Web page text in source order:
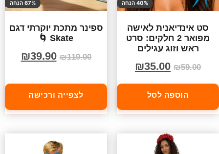
40% הנחה
סט אינדיאנית לאישה
מפואר 2 חלקים: סרט
ראש וזוג עגילים
₪59.00
₪35.00
הוספה לסל
67% הנחה
ספינר מתכת יוקרתי דגם
Skate 🌀
₪119.00
₪39.90
לצפייה ורכישה